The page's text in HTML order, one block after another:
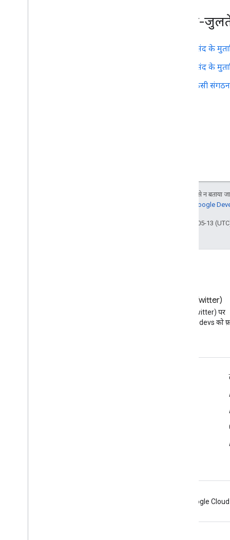
मिलते-
पसंद के
पसंद के
किसी
जब तक कुछ अलग से न बताया
Google
आखिरी बार 2026-05-13
X (Twitter)
X (Twitter) पर
@workspacedevs को
Google